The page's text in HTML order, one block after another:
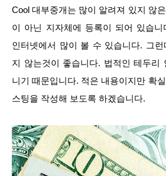
Cool 대부중개는 많이 알려져 있지 않
이 아닌 지자체에 등록이 되어 있습니
인터넷에서 많이 볼 수 있습니다. 그
지 않는것이 좋습니다. 법적인 테두리
니기 때문입니다. 적은 내용이지만 확
스팅을 작성해 보도록 하겠습니다.